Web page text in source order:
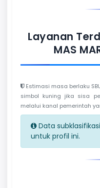
Layanan
MAS
Estimasi masa berlaku
simbol kuning jika sisa
melalui kanal pemerintah
Data
untuk profil ini.